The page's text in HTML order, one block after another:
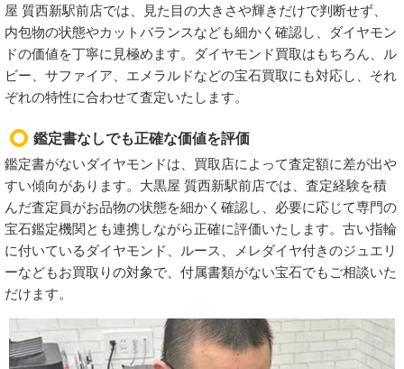
屋 質西新駅前店では、見た目の大きさや輝きだけで判断せず、
内包物の状態やカットバランスなども細かく確認し、ダイヤモン
ドの価値を丁寧に見極めます。ダイヤモンド買取はもちろん、ル
ビー、サファイア、エメラルドなどの宝石買取にも対応し、それ
ぞれの特性に合わせて査定いたします。
鑑定書なしでも正確な価値を評価
鑑定書がないダイヤモンドは、買取店によって査定額に差が出や
すい傾向があります。大黒屋 質西新駅前店では、査定経験を積
んだ査定員がお品物の状態を細かく確認し、必要に応じて専門の
宝石鑑定機関とも連携しながら正確に評価いたします。古い指輪
に付いているダイヤモンド、ルース、メレダイヤ付きのジュエリ
ーなどもお買取りの対象で、付属書類がない宝石でもご相談いた
だけます。